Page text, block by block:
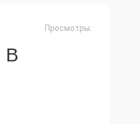
Просмотры:
В